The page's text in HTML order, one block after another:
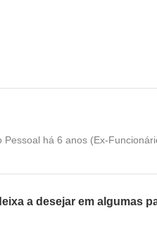
há 6 anos (Ex-
a desejar em algumas